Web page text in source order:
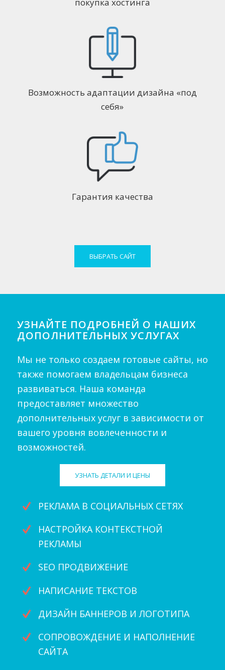
Возможность адаптации дизайна «под
себя»
Гарантия качества
ВЫБРАТЬ САЙТ
УЗНАЙТЕ ПОДРОБНЕЙ О НАШИХ
ДОПОЛНИТЕЛЬНЫХ УСЛУГАХ
Мы не только создаем готовые сайты, но
также помогаем владельцам бизнеса
развиваться. Наша команда
предоставляет множество
дополнительных услуг в зависимости от
вашего уровня вовлеченности и
возможностей.
УЗНАТЬ ДЕТАЛИ И ЦЕНЫ
РЕКЛАМА В СОЦИАЛЬНЫХ СЕТЯХ
НАСТРОЙКА КОНТЕКСТНОЙ
РЕКЛАМЫ
SЕО ПРОДВИЖЕНИЕ
НАПИСАНИЕ ТЕКСТОВ
ДИЗАЙН БАННЕРОВ И ЛОГОТИПА
СОПРОВОЖДЕНИЕ И НАПОЛНЕНИЕ
САЙТА